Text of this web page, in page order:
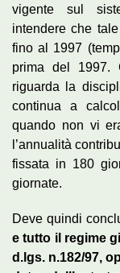
vigente sul
intendere che
fino al 1997
prima del 1997.
riguarda la
continua a
quando non vi
l’annualità
fissata in 180
giornate.
Deve quindi
e tutto il regime
d.lgs. n.182/97,